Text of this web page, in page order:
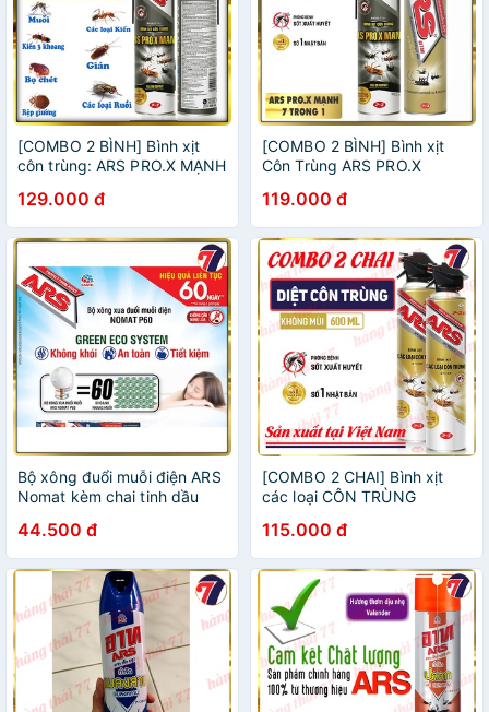
[COMBO 2 BÌNH] Bình xịt
côn trùng: ARS PRO.X MẠNH
hiệu số 1 Nhật bản
129.000 đ
[COMBO 2 BÌNH] Bình xịt
Côn Trùng ARS PRO.X
GOLD S 600ml - Thương
hiệu số 1 Nhật Bản
119.000 đ
Bộ xông đuổi muỗi điện ARS
Nomat kèm chai tinh dầu
Nhật Bản
44.500 đ
[COMBO 2 CHAI] Bình xịt
các loại CÔN TRÙNG
GOLD S 600ml, Công nghệ
Thái Lan - Sản xuất tại Việt
Nam
115.000 đ